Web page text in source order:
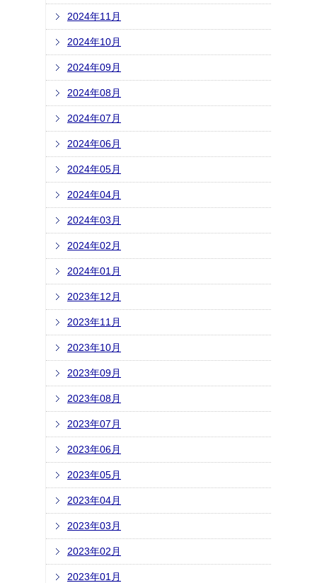
2024年11月
2024年10月
2024年09月
2024年08月
2024年07月
2024年06月
2024年05月
2024年04月
2024年03月
2024年02月
2024年01月
2023年12月
2023年11月
2023年10月
2023年09月
2023年08月
2023年07月
2023年06月
2023年05月
2023年04月
2023年03月
2023年02月
2023年01月